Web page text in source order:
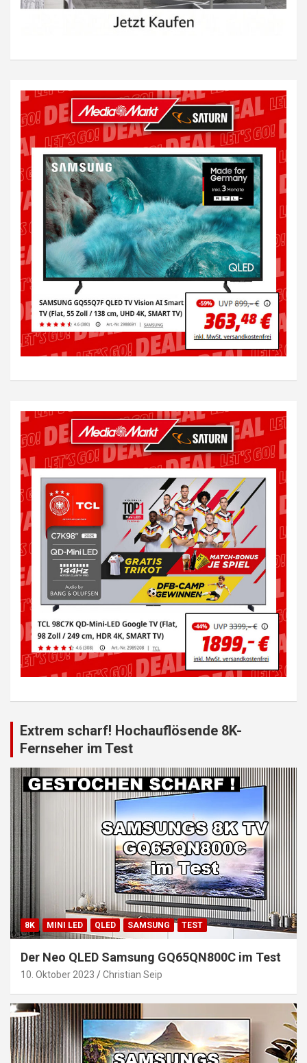
Extrem scharf! Hochauflösende 8K-
Fernseher im Test
8K MINI LED QLED SAMSUNG TEST
Der Neo QLED Samsung GQ65QN800C im Test
10. Oktober 2023 Christian Seip